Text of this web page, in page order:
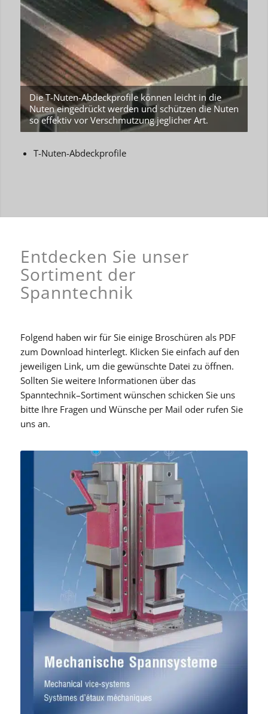
Die T-Nuten-Abdeckprofile können leicht in die
Nuten eingedrückt werden und schützen die Nuten
so effektiv vor Verschmutzung jeglicher Art.
T-Nuten-Abdeckprofile
Entdecken Sie unser
Sortiment der
Spanntechnik
Folgend haben wir für Sie einige Broschüren als PDF
zum Download hinterlegt. Klicken Sie einfach auf den
jeweiligen Link, um die gewünschte Datei zu öffnen.
Sollten Sie weitere Informationen über das
Spanntechnik–Sortiment wünschen schicken Sie uns
bitte Ihre Fragen und Wünsche per Mail oder rufen Sie
uns an.